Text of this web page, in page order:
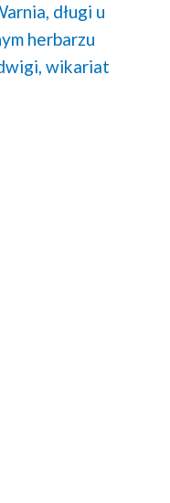
długi u
herbarzu
wikariat